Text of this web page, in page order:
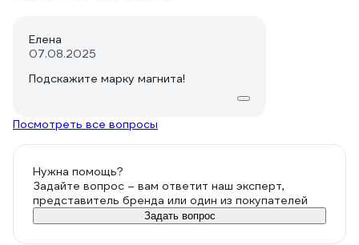
Елена
07.08.2025
Подскажите марку магнита!
Посмотреть все вопросы
Нужна помощь?
Задайте вопрос – вам ответит наш эксперт,
представитель бренда или один из покупателей
Задать вопрос